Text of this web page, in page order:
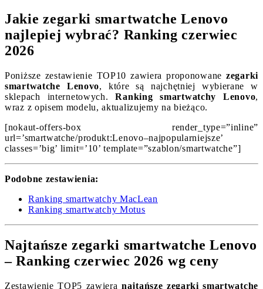
Jakie zegarki smartwatche Lenovo
najlepiej wybrać? Ranking czerwiec
2026
Poniższe zestawienie TOP10 zawiera proponowanezegarki
smartwatche Lenovo, które są najchętniej wybierane w
sklepach internetowych.Ranking smartwatchy Lenovo,
wraz z opisem modelu, aktualizujemy na bieżąco.
[nokaut-offers-box render_type=”inline”
url=’smartwatche/produkt:Lenovo–najpopularniejsze’
classes=’big’ limit=’10’ template=”szablon/smartwatche”]
Podobne zestawienia:
Ranking smartwatchy MacLean
Ranking smartwatchy Motus
Najtańsze zegarki smartwatche Lenovo
– Ranking czerwiec 2026 wg ceny
Zestawienie TOP5 zawieranajtańsze zegarki smartwatche